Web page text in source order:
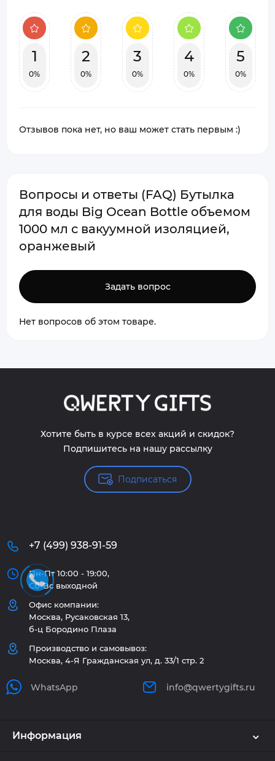
1
0%
2
0%
3
0%
4
0%
5
0%
Отзывов пока нет, но ваш может стать первым :)
Вопросы и ответы (FAQ) Бутылка
для воды Big Ocean Bottle объемом
1000 мл с вакуумной изоляцией,
оранжевый
Задать вопрос
Нет вопросов об этом товаре.
Хотите быть в курсе всех акций и скидок?
Подпишитесь на нашу рассылку
Подписаться
+7 (499) 938-91-59
Пн-Пт 10:00 - 19:00,
Сб-Вс выходной
Офис компании:
Москва, Русаковская 13,
б-ц Бородино Плаза
Производство и самовывоз:
Москва, 4-Я Гражданская ул, д. 33/1 стр. 2
WhatsApp info@qwertygifts.ru
Информация